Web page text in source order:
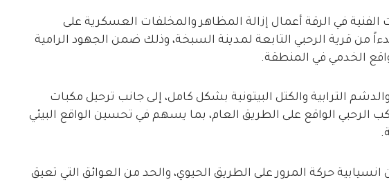
في الرقة أعمال إزالة المظاهر والمخلفات العسكرية على
بدءاً من قرية الرحبي التابعة لمدينة السبخة، وذلك ضمن الجهود الرامية
الخدمي في المنطقة.
الترابية والكتل البيتونية بشكل كامل، إلى جانب ترحيل مكبات
الرحبي الواقع على الطريق العام، بما يسهم في تحسين الواقع البيئي
حركة المرور على الطريق الحيوي، والحد من العوائق التي تعيق